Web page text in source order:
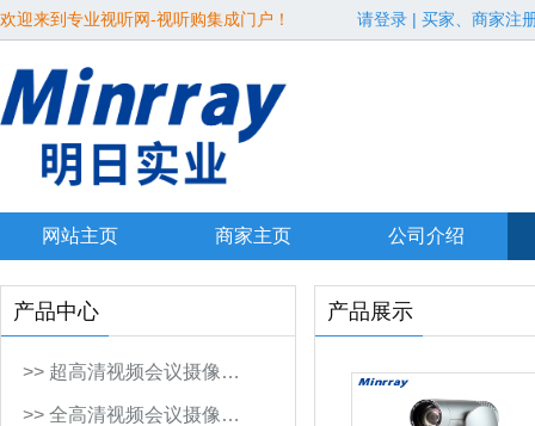
欢迎来到专业视听网-视听购集成门户！ 请登录 | 买家、商家注
网站主页 商家主页 公司介绍
产品中心
>> 超高清视频会议摄像…
>> 全高清视频会议摄像…
产品展示